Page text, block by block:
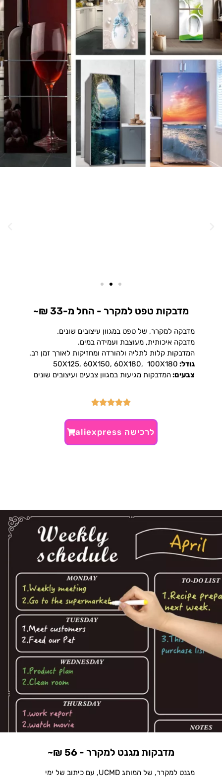
מדבקות טפט למקרר - החל מ-33 ₪~
מדבקה למקרר, של טפט במגוון עיצובים שונים.
מדבקה איכותית, מעוצבת ועמידה במים.
המדבקות קלות לתליה ולהורדה ומחזיקות לאורך זמן רב.
גודל: 50X125, 60X150, 60X180, 100X180
צבעים:המדבקות מגיעות במגוון צבעים ועיצובים שונים
לרכישה aliexpress
מדבקות מגנט למקרר - 56 ₪~
מגנט למקרר, של המותג UCMD, עם כיתוב של ימי